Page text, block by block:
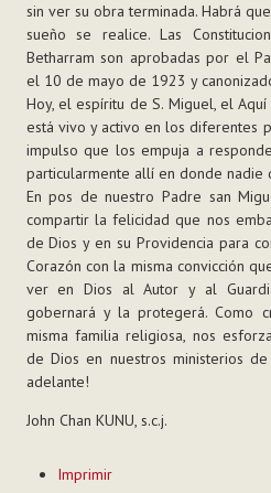
sin ver su obra terminada. Habrá
sueño se realice. Las
Betharram son aprobadas por el
el 10 de mayo de 1923 y
Hoy, el espíritu de S. Miguel, el
está vivo y activo en los diferentes
impulso que los empuja a
particularmente allí en donde nadie
En pos de nuestro Padre san
compartir la felicidad que nos
de Dios y en su Providencia para
Corazón con la misma convicción
ver en Dios al Autor y al
gobernará y la protegerá. Como
misma familia religiosa, nos
de Dios en nuestros ministerios
adelante!
John Chan KUNU, s.c.j.
de
Imprimir